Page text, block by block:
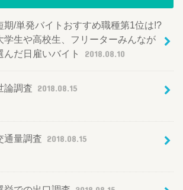
期/単発バイトおすすめ職種第1位は!?
学生や高校生、フリーターみんなが
んだ日雇いバイト
2018.08.10
論調査 2018.08.15
通量調査 2018.08.15